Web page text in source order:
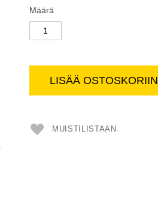
Määrä
LISÄÄ OSTOSKORIIN
MUISTILISTAAN